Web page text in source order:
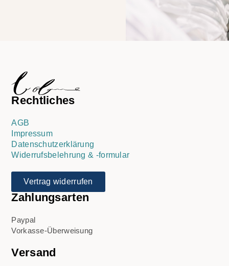
Rechtliches
AGB
Impressum
Datenschutzerklärung
Widerrufsbelehrung & -formular
Vertrag widerrufen
Zahlungsarten
Paypal
Vorkasse-Überweisung
Versand